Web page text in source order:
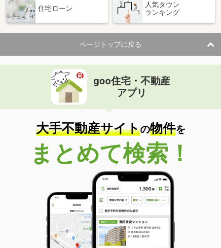
住宅ローン
人気タウン
ランキング
ページトップに戻る
goo住宅・不動産
アプリ
大手不動産サイトの物件を
まとめて検索！